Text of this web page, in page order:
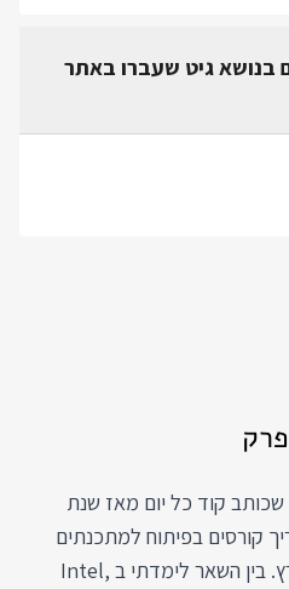
בנושא גיט שעברו באתר
שכותב קוד כל יום מאז שנת
2012 גם מדריך קורסים בפיתוח למתכנתים
בחברות תוכנה מובילות בארץ. בין השאר לימדתי ב Intel,